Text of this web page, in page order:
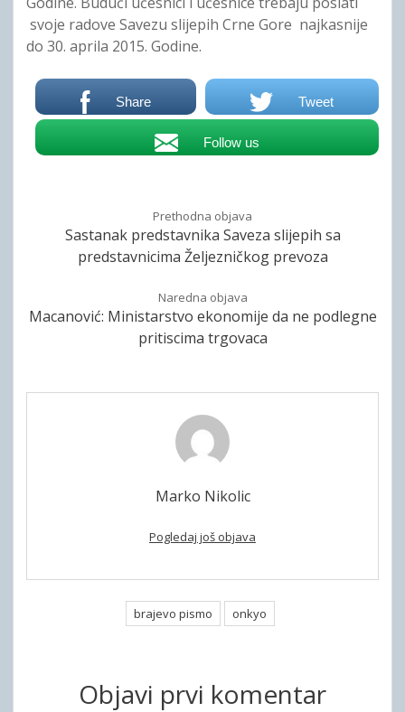
svoje radove Savezu slijepih Crne Gore najkasnije
do 30. aprila 2015. Godine.
Share Tweet
Follow us
Prethodna objava
Sastanak predstavnika Saveza slijepih sa
predstavnicima Željezničkog prevoza
Naredna objava
Macanović: Ministarstvo ekonomije da ne podlegne
pritiscima trgovaca
Marko Nikolic
Pogledaj još objava
brajevo pismo onkyo
Objavi prvi komentar